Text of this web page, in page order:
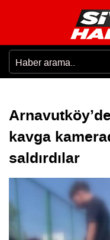
kavga
saldırdılar